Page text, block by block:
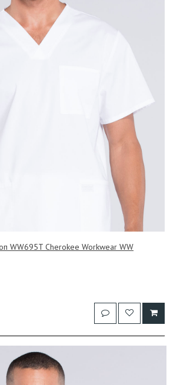
WW695T Cherokee Workwear WW